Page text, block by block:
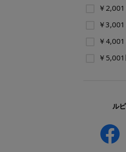
￥
￥
￥
￥
ル